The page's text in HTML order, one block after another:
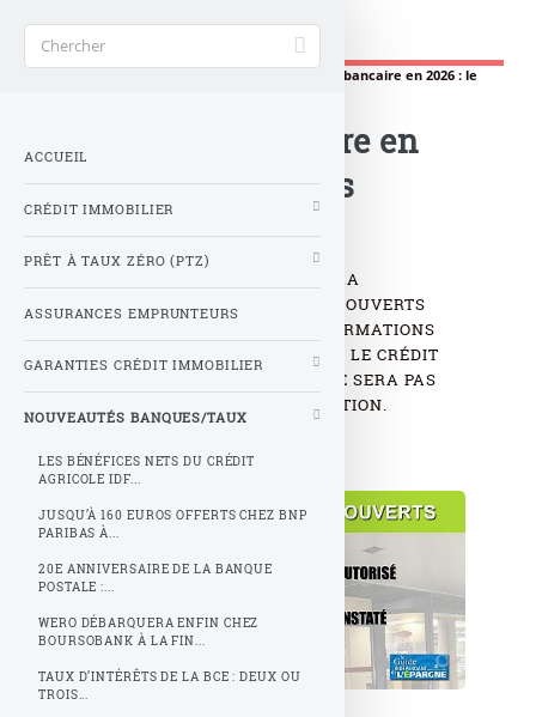
Banque Taux 2025
Découvert bancaire en 2026 : le
Découvert bancaire en
2026 : le détail des
changements
À PROPOS DE L’ÉVOLUTION DE LA
RÉGLEMENTATION SUR LES DÉCOUVERTS
BANCAIRES, LES FAUSSES INFORMATIONS
CIRCULENT RAPIDEMENT : NON, LE CRÉDIT
AUTOMATIQUE (DÉCOUVERT) NE SERA PAS
INTERDIT PAR LA RÉGLEMENTATION.
ACCUEIL
CRÉDIT IMMOBILIER
PRÊT À TAUX ZÉRO (PTZ)
ASSURANCES EMPRUNTEURS
GARANTIES CRÉDIT IMMOBILIER
NOUVEAUTÉS BANQUES/TAUX
LES BÉNÉFICES NETS DU CRÉDIT
AGRICOLE IDF...
JUSQU’À 160 EUROS OFFERTS CHEZ BNP
PARIBAS À...
20E ANNIVERSAIRE DE LA BANQUE
POSTALE :...
WERO DÉBARQUERA ENFIN CHEZ
BOURSOBANK À LA FIN...
TAUX D’INTÉRÊTS DE LA BCE : DEUX OU
TROIS...